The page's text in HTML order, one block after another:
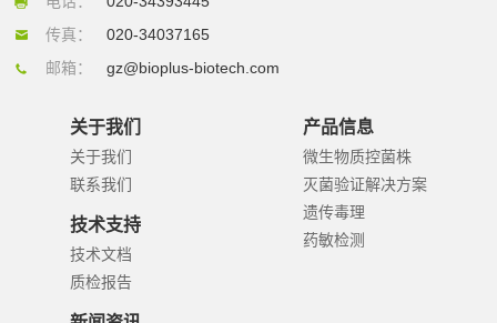
传真：
020-34037165
邮箱：
gz@bioplus-biotech.com
关于我们
关于我们
联系我们
技术支持
技术文档
质检报告
产品信息
微生物质控菌株
灭菌验证解决方案
遗传毒理
药敏检测